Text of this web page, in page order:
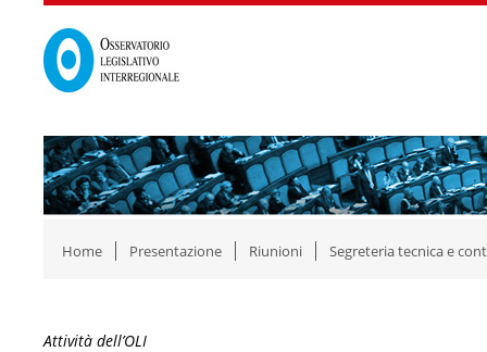
Home Presentazione Riunioni Segreteria tecnica e
Attività dell’OLI